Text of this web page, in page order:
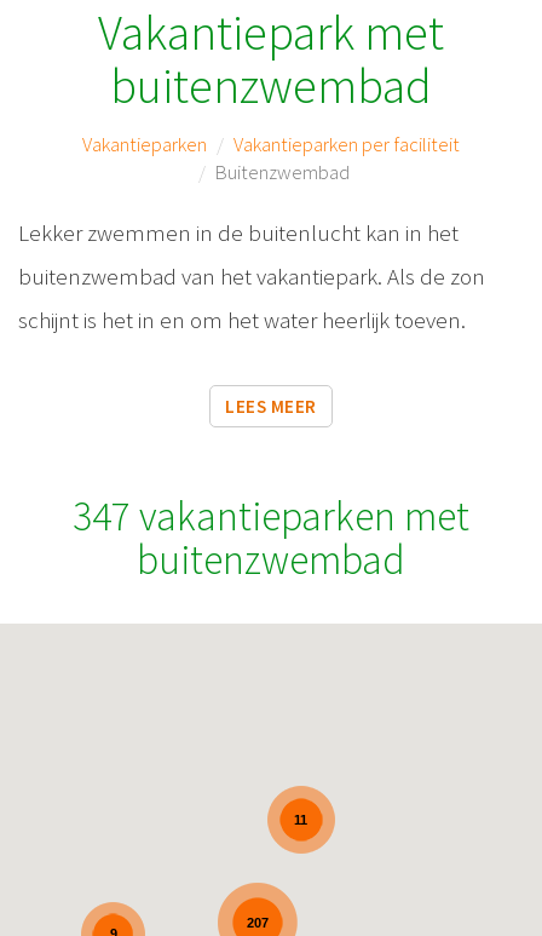
Vakantiepark met
buitenzwembad
Vakantieparken
Vakantieparken per faciliteit
Buitenzwembad
Lekker zwemmen in de buitenlucht kan in het
buitenzwembad van het vakantiepark. Als de zon
schijnt is het in en om het water heerlijk toeven.
LEES MEER
347 vakantieparken met
buitenzwembad
207
11